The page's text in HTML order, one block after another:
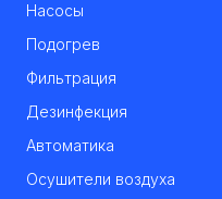
Насосы
Подогрев
Фильтрация
Дезинфекция
Автоматика
Осушители воздуха